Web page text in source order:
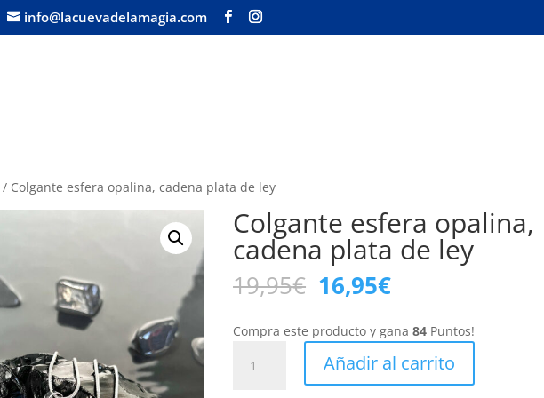
info@lacuevadelamagia.com
/ Colgante esfera opalina, cadena plata de ley
Colgante esfera opalina,
cadena plata de ley
19,95€ El
precio
original
era:
19,95€.
16,95€El
actual
es:
16,95€.
Compra este producto y gana84 Puntos!
esfera
Añadir al carrito